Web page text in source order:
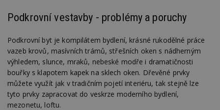
Podkrovní vestavby - problémy a poruchy
Podkrovní byt je kompilátem bydlení, krásné rukodělné práce
vazeb krovů, masívních trámů, střešních oken s nádherným
výhledem, slunce, mraků, nebeské modře i dramatičnosti
bouřky s klapotem kapek na sklech oken. Dřevěné prvky
můžete využít jak v tradičním pojetí interiéru, tak stejně lze
tyto prvky zapracovat do veskrze moderního bydlení,
mezonetu, loftu.